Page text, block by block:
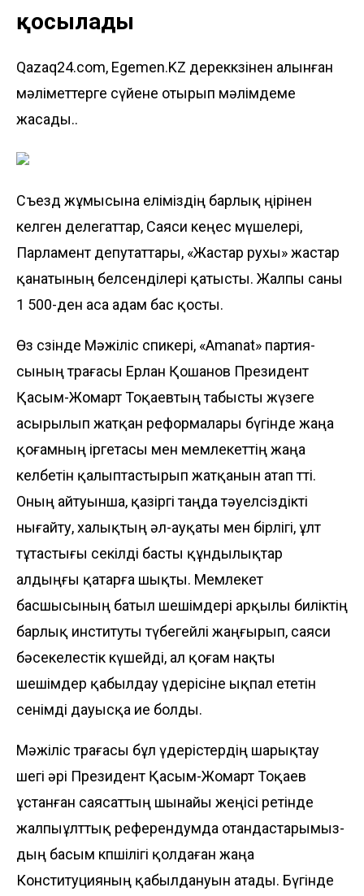
қосылады
Qazaq24.com, Egemen.KZ дереккөзінен алынған
мәліметтерге сүйене отырып мәлімдеме
жасады..
Съезд жұмысына еліміздің барлық өңірі­нен
келген делегаттар, Саяси кеңес мүшелері,
Парламент депутаттары, «Жастар рухы» жастар
қанатының белсенділері қатысты. Жалпы саны
1 500-ден аса адам бас қосты.
Өз сөзінде Мәжіліс спикері, «Amanat» партия­
сының төрағасы Ерлан Қошанов Прези­дент
Қасым-Жомарт Тоқаевтың табысты жүзеге
асырылып жатқан реформалары бүгінде жаңа
қоғамның іргетасы мен мемлекеттің жаңа
келбетін қалып­тас­тырып жатқанын атап өтті.
Оның айтуынша, қазіргі таңда тәуелсіздікті
нығайту, халықтың әл-ауқаты мен бірлігі, ұлт
тұтастығы секілді басты құндылықтар
алдыңғы қатарға шықты. Мемлекет
басшысының батыл шешімдері арқылы биліктің
барлық институты түбегейлі жаңғырып, саяси
бәсекелестік күшей­ді, ал қоғам нақты
шешімдер қабылдау үдері­сіне ықпал ететін
сенімді дауысқа ие болды.
Мәжіліс төрағасы бұл үдерістердің шарықтау
шегі әрі Президент Қасым-Жомарт Тоқаев
ұстанған саясат­тың шынайы жеңісі ретінде
жалпыұлт­тық референдумда отандастарымыз­
дың басым көпшілігі қолдаған жаңа
Конституцияның қабылдануын атады. Бүгінде